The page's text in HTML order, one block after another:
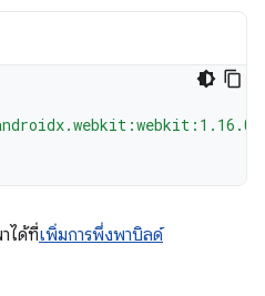
ได้ที่เพิ่มการพึ่งพาบิลด์